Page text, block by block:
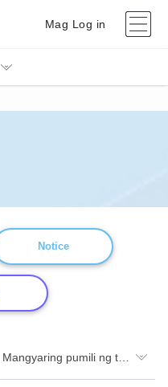
Mag Log in
Notice
Mangyaring pumili ng taon